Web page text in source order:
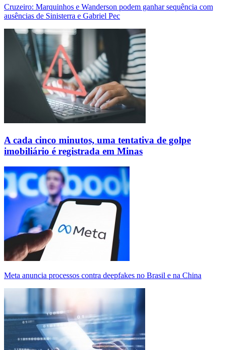
Cruzeiro: Marquinhos e Wanderson podem ganhar sequência com
ausências de Sinisterra e Gabriel Pec
A cada cinco minutos, uma tentativa de golpe
imobiliário é registrada em Minas
Meta anuncia processos contra deepfakes no Brasil e na China